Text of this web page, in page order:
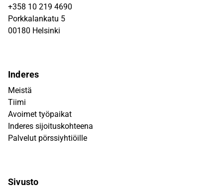
+358 10 219 4690
Porkkalankatu 5
00180 Helsinki
Inderes
Meistä
Tiimi
Avoimet työpaikat
Inderes sijoituskohteena
Palvelut pörssiyhtiöille
Sivusto